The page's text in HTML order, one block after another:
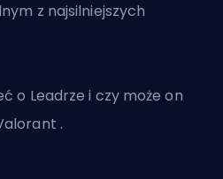
z najsilniejszych
o Leadrze i czy może on
.